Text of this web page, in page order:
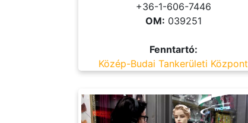
+36-1-606-7446
OM: 039251
Fenntartó:
Közép-Budai Tankerületi Központ